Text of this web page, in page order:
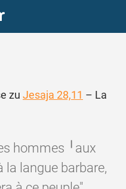
zu Jesaja 28,11 – La
hommes ╵aux
la langue barbare,